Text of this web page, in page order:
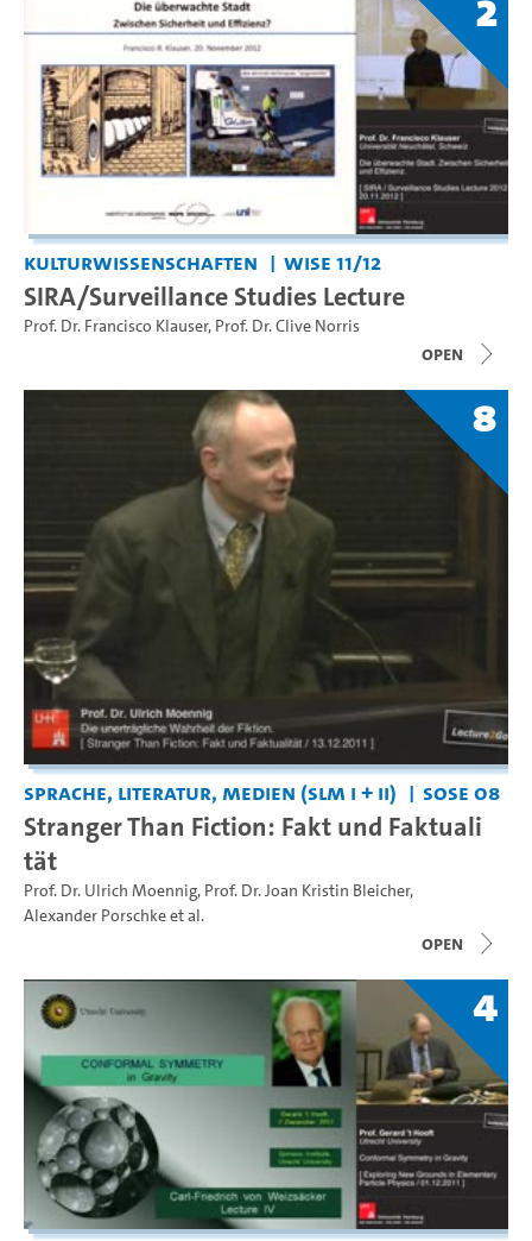
Kulturwissenschaften WiSe 11/12
SIRA/Surveillance Studies Lecture
Prof. Dr. Francisco Klauser, Prof. Dr. Clive Norris
open
8
Sprache, Literatur, Medien (SLM I + II) SoSe 08
Stranger Than Fiction: Fakt und Faktuali
tät
Prof. Dr. Ulrich Moennig, Prof. Dr. Joan Kristin Bleicher,
Alexander Porschkeet al.
open
4